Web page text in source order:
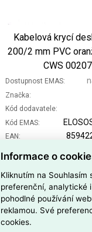
Kabelová krycí
200/2 mm PVC
CWS
Dostupnost EMAS
Značka
Kód dodavatele
Kód EMAS
EAN
Cena po
Vaše cena s DPH
Vaše cena bez DPH
m
Informace o
Kliknutím na Souhlasím
preferenční, analytické
pohodlné používání
reklamou. Své
cookies.